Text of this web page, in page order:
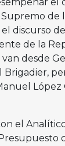
de
discurso
de la
desde
Brigadier,
López
el